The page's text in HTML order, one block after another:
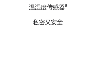
温湿度传感器脚
⁶
私密又安全